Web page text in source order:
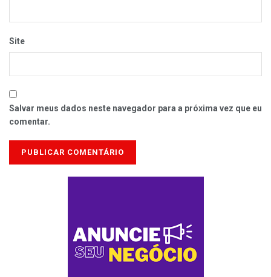
Site
Salvar meus dados neste navegador para a próxima vez que eu
comentar.